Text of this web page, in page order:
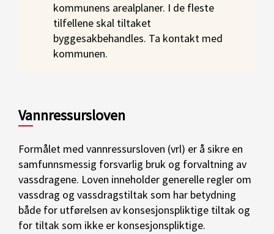
kommunens arealplaner. I de fleste
tilfellene skal tiltaket
byggesakbehandles. Ta kontakt med
kommunen.
Vannressursloven
Formålet med vannressursloven (vrl) er å sikre en
samfunnsmessig forsvarlig bruk og forvaltning av
vassdragene. Loven inneholder generelle regler om
vassdrag og vassdragstiltak som har betydning
både for utførelsen av konsesjonspliktige tiltak og
for tiltak som ikke er konsesjonspliktige.